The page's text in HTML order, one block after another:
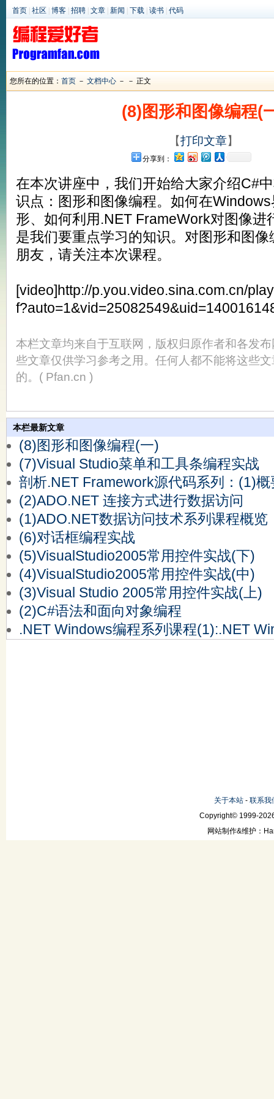
首页 社区 博客 招聘 文章 新闻 下载 读书 代码
您所在的位置： 首页 － 文档中心 － － 正文
(8)图形和图像编程(
【打印文章】
分享到：
在本次讲座中，我们开始给大家介绍C#
识点：图形和图像编程。如何在
形、如何利用.NET FrameWork对图像进
是我们要重点学习的知识。对图形和图
朋友，请关注本次课程。
[video]http://p.you.video.sina.com.cn/
本栏文章均来自于互联网，版权归原作者和各发
些文章仅供学习参考之用。任何人都不能将这些
的。( Pfan.cn )
本栏最新文章
(8)图形和图像编程(一)
(7)Visual Studio菜单和工具条编程实战
剖析.NET Framework源代码系列：(1)概
(2)ADO.NET 连接方式进行数据访问
(1)ADO.NET数据访问技术系列课程概览
(6)对话框编程实战
(5)VisualStudio2005常用控件实战(下)
(4)VisualStudio2005常用控件实战(中)
(3)Visual Studio 2005常用控件实战(上)
(2)C#语法和面向对象编程
.NET Windows编程系列课程(1):.NET
关于本站 - 联系我
Copyright© 1999-
网站制作&维护：